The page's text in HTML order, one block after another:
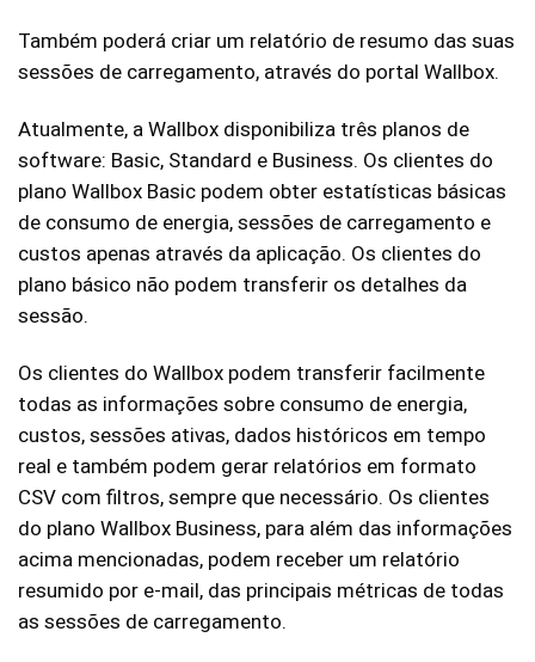
Também poderá criar um relatório de resumo das suas
sessões de carregamento, através do portal Wallbox.
Atualmente, a Wallbox disponibiliza três planos de
software: Basic, Standard e Business. Os clientes do
plano Wallbox Basic podem obter estatísticas básicas
de consumo de energia, sessões de carregamento e
custos apenas através da aplicação. Os clientes do
plano básico não podem transferir os detalhes da
sessão.
Os clientes do Wallbox podem transferir facilmente
todas as informações sobre consumo de energia,
custos, sessões ativas, dados históricos em tempo
real e também podem gerar relatórios em formato
CSV com filtros, sempre que necessário. Os clientes
do plano Wallbox Business, para além das informações
acima mencionadas, podem receber um relatório
resumido por e-mail, das principais métricas de todas
as sessões de carregamento.